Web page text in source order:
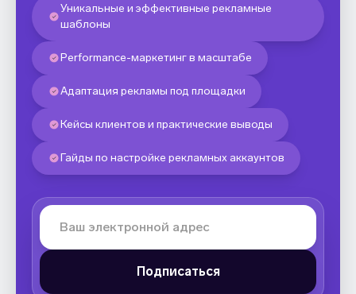
Уникальные и эффективные рекламные
шаблоны
Performance-маркетинг в масштабе
Адаптация рекламы под площадки
Кейсы клиентов и практические выводы
Гайды по настройке рекламных аккаунтов